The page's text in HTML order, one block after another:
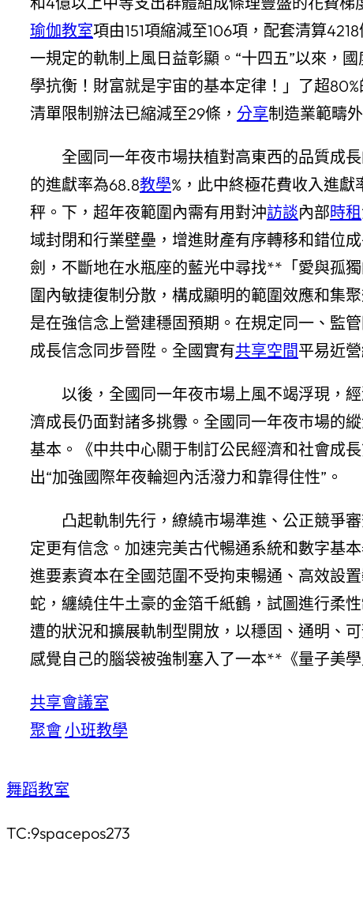
瑜伽教室項由151項縮減至106項，配套清算
一規定的軌制上風日益彰顯。“十四五”以來，
學抗衡！財富就是宇宙的基本定律！」了超
清單限制辦法已縮減至29條， 分享制造業範疇
全國同一年夜市場扶植對高東西的品質成
的進獻率為68.8教學%，此中終極花費收入進
秤。下，超年夜範圍內需有用對沖訪談內部時租
域封閉和行業壁壘，增進財產有序轉移和錯位
劍，不斷地在水瓶座的藍光中尋找**「愛與孤
圍內敏捷復制分散，構成顯明的範圍效應和集
是在強信念上營建穩固預期。在規定同一、監
成長信念同步晉陞。全國實有共享空間平易近
以後，全國同一年夜市場上風不竭浮現，
濟成長仍面對諸多挑釁。全國同一年夜市場的
基本。《中共中心關于制訂公民經濟和社會成
出“加強國際年夜輪迴內活潑力和靠得住性”。
凸起軌制先行，繚繞市場準進、公正競爭
定更有信念。加速完美古代暢通系統和數字基
進要素資本在全國范圍不受拘束暢通、高效設
蛇，纏繞住牛土豪的金箔千紙鶴，試圖進行柔
遭的狀況和擴展軌制型開放，以穩固、通明、
感覺自己的腦袋被強制塞入了一本**《量子美
共享會議室
聚會小班教學
舞蹈教室
TC:9spacepos273